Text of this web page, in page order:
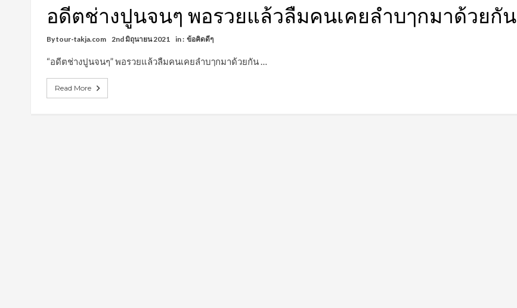
อดีตช่างปูนจนๆ พอรวยแล้วลืมคนเคยลำบๅกมาด้วยกัน
Bytour-takja.com 2nd มิถุนายน 2021 in : ข้อคิดดีๆ
“อดีตช่างปูนจนๆ” พอรวยแล้วลืมคนเคยลำบๅกมาด้วยกัน …
Read More